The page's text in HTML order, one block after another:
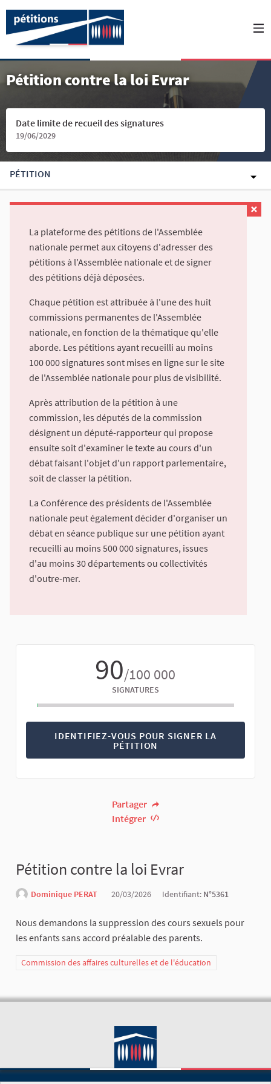
Pétition contre la loi Evrar
Date limite de recueil des signatures
19/06/2029
PÉTITION
La plateforme des pétitions de l'Assemblée
nationale permet aux citoyens d'adresser des
pétitions à l'Assemblée nationale et de signer
des pétitions déjà déposées.
Chaque pétition est attribuée à l'une des huit
commissions permanentes de l'Assemblée
nationale, en fonction de la thématique qu'elle
aborde. Les pétitions ayant recueilli au moins
100 000 signatures sont mises en ligne sur le site
de l'Assemblée nationale pour plus de visibilité.
Après attribution de la pétition à une
commission, les députés de la commission
désignent un député-rapporteur qui propose
ensuite soit d'examiner le texte au cours d'un
débat faisant l'objet d'un rapport parlementaire,
soit de classer la pétition.
La Conférence des présidents de l'Assemblée
nationale peut également décider d'organiser un
débat en séance publique sur une pétition ayant
recueilli au moins 500 000 signatures, issues
d'au moins 30 départements ou collectivités
d'outre-mer.
90/100 000
SIGNATURES
IDENTIFIEZ-VOUS POUR SIGNER LA
PÉTITION
Partager
Intégrer
Pétition contre la loi Evrar
Dominique PERAT 20/03/2026 Identifiant: N°5361
Nous demandons la suppression des cours sexuels pour
les enfants sans accord préalable des parents.
Commission des affaires culturelles et de l'éducation